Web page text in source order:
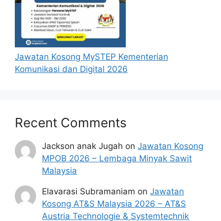
berjaya.
Mohon SPA
Penafian: Pihak kami bukan dari mana-
mana agensi Kerajaan terlibat. Maklumat
Jawatan Kosong MySTEP Kementerian
Komunikasi dan Digital 2026
Recent Comments
Jackson anak Jugah onJawatan Kosong
MPOB 2026 – Lembaga Minyak Sawit
Malaysia
Elavarasi Subramaniam onJawatan
Kosong AT&S Malaysia 2026 – AT&S
Austria Technologie & Systemtechnik